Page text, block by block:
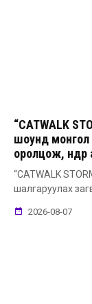
“CATWALK
шоунд монгол
оролцож,
“CATWALK
шалгаруулах
2026-08-07